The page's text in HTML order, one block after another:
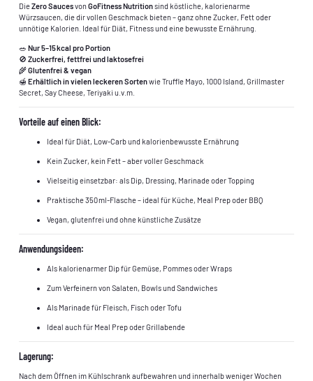
DieZero SaucesvonGoFitness Nutritionsind köstliche, kalorienarme
Würzsaucen, die dir vollen Geschmack bieten – ganz ohne Zucker, Fett oder
unnötige Kalorien. Ideal für Diät, Fitness und eine bewusste Ernährung.
🥗 Nur 5–15 kcal pro Portion
🚫 Zuckerfrei, fettfrei und laktosefrei
🌾Glutenfrei & vegan
🍯 Erhältlich in vielen leckeren Sortenwie Truffle Mayo, 1000 Island, Grillmaster
Secret, Say Cheese, Teriyaki u.v.m.
Vorteile auf einen Blick:
Ideal für Diät, Low-Carb und kalorienbewusste Ernährung
Kein Zucker, kein Fett – aber voller Geschmack
Vielseitig einsetzbar: als Dip, Dressing, Marinade oder Topping
Praktische 350 ml-Flasche – ideal für Küche, Meal Prep oder BBQ
Vegan, glutenfrei und ohne künstliche Zusätze
Anwendungsideen:
Als kalorienarmer Dip für Gemüse, Pommes oder Wraps
Zum Verfeinern von Salaten, Bowls und Sandwiches
Als Marinade für Fleisch, Fisch oder Tofu
Ideal auch für Meal Prep oder Grillabende
Lagerung:
Nach dem Öffnen im Kühlschrank aufbewahren und innerhalb weniger Wochen